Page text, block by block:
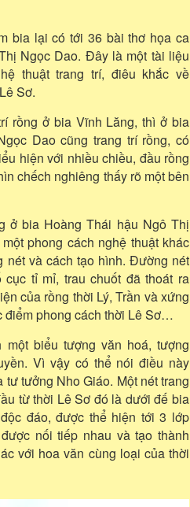
bia lại có tới 36 bài thơ họa ca
Ngọc Dao. Đây là một tài liệu
thuật trang trí, điêu khắc về
Sơ.
rồng ở bia Vĩnh Lăng, thì ở bia
Dao cũng trang trí rồng, có
hiện với nhiều chiều, đầu rồng
chếch nghiêng thấy rõ một bên
ở bia Hoàng Thái hậu Ngô Thị
phong cách nghệ thuật khác
nét và cách tạo hình. Đường nét
tỉ mỉ, trau chuốt đã thoát ra
của rồng thời Lý, Trần và xứng
điểm phong cách thời Lê Sơ…
biểu tượng văn hoá, tượng
Vì vậy có thể nói điều này
tưởng Nho Giáo. Một nét trang
từ thời Lê Sơ đó là dưới đế bia
đáo, được thể hiện tới 3 lớp
nối tiếp nhau và tạo thành
với hoa văn cùng loại của thời